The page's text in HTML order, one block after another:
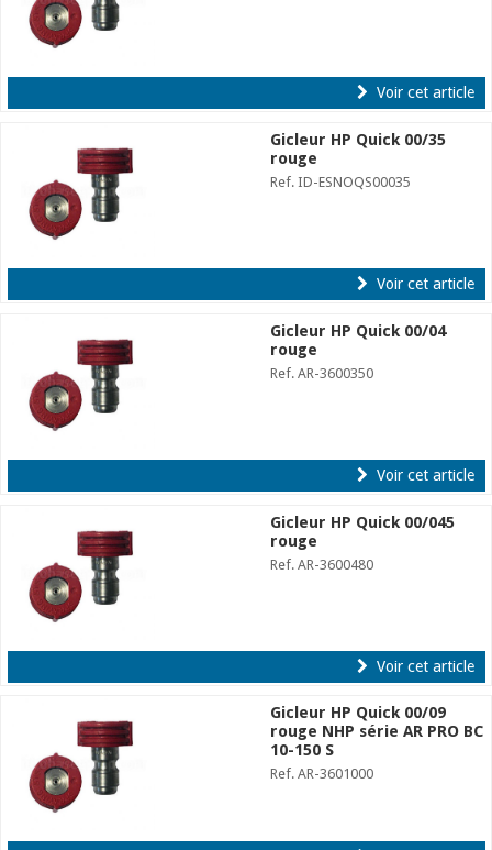
Voir cet article
Gicleur HP Quick 00/35
rouge
Ref. ID-ESNOQS00035
Voir cet article
Gicleur HP Quick 00/04
rouge
Ref. AR-3600350
Voir cet article
Gicleur HP Quick 00/045
rouge
Ref. AR-3600480
Voir cet article
Gicleur HP Quick 00/09
rouge NHP série AR PRO BC
10-150 S
Ref. AR-3601000